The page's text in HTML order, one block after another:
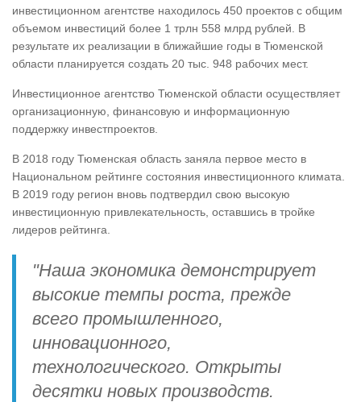
инвестиционном агентстве находилось 450 проектов с общим
объемом инвестиций более 1 трлн 558 млрд рублей. В
результате их реализации в ближайшие годы в Тюменской
области планируется создать 20 тыс. 948 рабочих мест.
Инвестиционное агентство Тюменской области осуществляет
организационную, финансовую и информационную
поддержку инвестпроектов.
В 2018 году Тюменская область заняла первое место в
Национальном рейтинге состояния инвестиционного климата.
В 2019 году регион вновь подтвердил свою высокую
инвестиционную привлекательность, оставшись в тройке
лидеров рейтинга.
"Наша экономика демонстрирует
высокие темпы роста, прежде
всего промышленного,
инновационного,
технологического. Открыты
десятки новых производств.